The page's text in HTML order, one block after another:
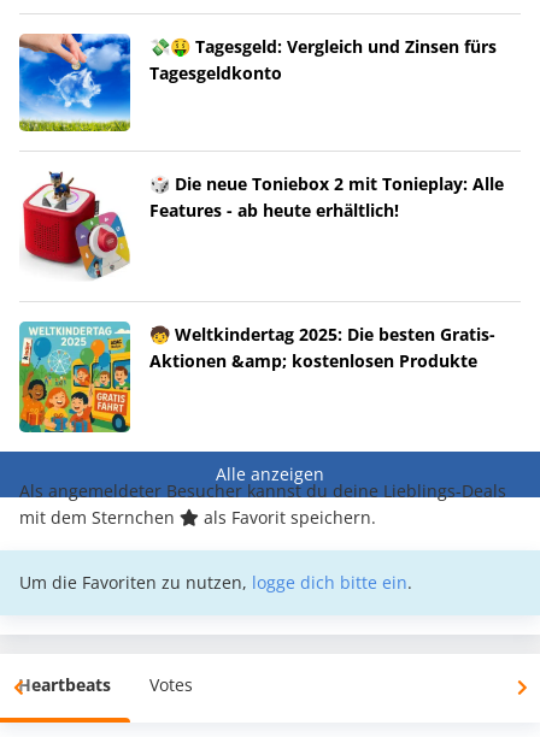
💸🤑 Tagesgeld: Vergleich und Zinsen fürs
Tagesgeldkonto
🎲 Die neue Toniebox 2 mit Tonieplay: Alle
Features - ab heute erhältlich!
🧒 Weltkindertag 2025: Die besten Gratis-
Aktionen &amp; kostenlosen Produkte
Alle anzeigen
Als angemeldeter Besucher kannst du deine Lieblings-Deals
mit dem Sternchen
als Favorit speichern.
Um die Favoriten zu nutzen, logge dich bitte ein.
Heartbeats Votes